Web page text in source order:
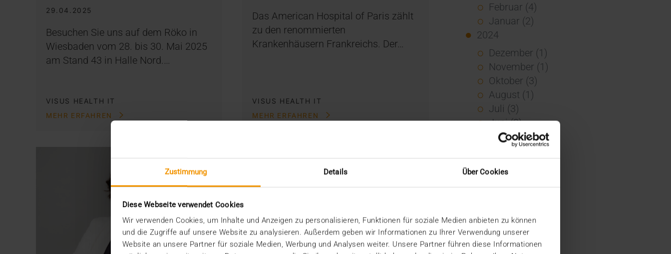
Zustimmung Details Über Cookies
Diese Webseite verwendet Cookies
Wir verwenden Cookies, um Inhalte und Anzeigen zu personalisieren, Funktionen für soziale Medien anbieten zu können
und die Zugriffe auf unsere Website zu analysieren. Außerdem geben wir Informationen zu Ihrer Verwendung unserer
Website an unsere Partner für soziale Medien, Werbung und Analysen weiter. Unsere Partner führen diese Informationen
29.04.2025
Besuchen Sie uns auf dem Röko in
Wiesbaden vom 28. bis 30. Mai 2025
am Stand 43 in Halle Nord.…
VISUS HEALTH IT
MEHR ERFAHREN
Das American Hospital of Paris zählt
zu den renommierten
Krankenhäusern Frankreichs. Der…
VISUS HEALTH IT
MEHR ERFAHREN
Februar (4)
Januar (2)
2024
Dezember (1)
November (1)
Oktober (3)
August (1)
Juli (3)
Juni (3)
Mai (7)
April (4)
Februar (3)
Dezember (5)
November (6)